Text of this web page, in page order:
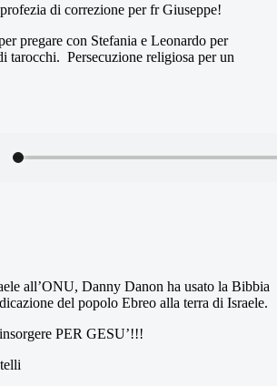
di correzione per fr Giuseppe!
pregare con Stefania e Leonardo per
tarocchi. Persecuzione religiosa per un
all’ONU, Danny Danon ha usato la Bibbia
del popolo Ebreo alla terra di Israele.
PER GESU’!!!